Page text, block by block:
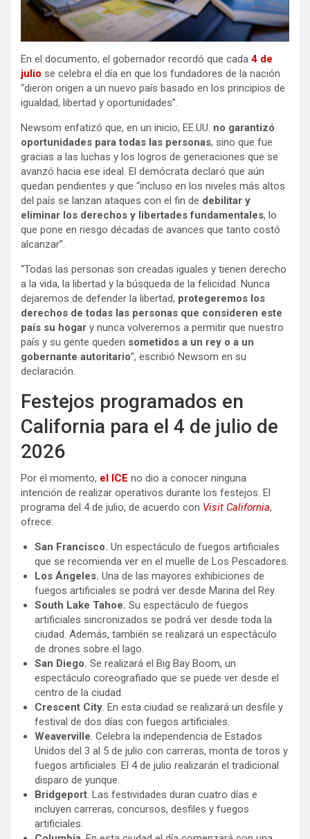
En el documento, el gobernador recordó que cada 4 de
julio se celebra el día en que los fundadores de la nación
“dieron origen a un nuevo país basado en los principios de
igualdad, libertad y oportunidades”.
Newsom enfatizó que, en un inicio, EE.UU. no garantizó
oportunidades para todas las personas, sino que fue
gracias a las luchas y los logros de generaciones que se
avanzó hacia ese ideal. El demócrata declaró que aún
quedan pendientes y que “incluso en los niveles más altos
del país se lanzan ataques con el fin de debilitar y
eliminar los derechos y libertades fundamentales, lo
que pone en riesgo décadas de avances que tanto costó
alcanzar”.
“Todas las personas son creadas iguales y tienen derecho
a la vida, la libertad y la búsqueda de la felicidad. Nunca
dejaremos de defender la libertad, protegeremos los
derechos de todas las personas que consideren este
país su hogar y nunca volveremos a permitir que nuestro
país y su gente queden sometidos a un rey o a un
gobernante autoritario”, escribió Newsom en su
declaración.
Festejos programados en
California para el 4 de julio de
2026
Por el momento, el ICE no dio a conocer ninguna
intención de realizar operativos durante los festejos. El
programa del 4 de julio, de acuerdo con Visit California,
ofrece:
San Francisco. Un espectáculo de fuegos artificiales
que se recomienda ver en el muelle de Los Pescadores.
Los Ángeles. Una de las mayores exhibiciones de
fuegos artificiales se podrá ver desde Marina del Rey.
South Lake Tahoe. Su espectáculo de fuegos
artificiales sincronizados se podrá ver desde toda la
ciudad. Además, también se realizará un espectáculo
de drones sobre el lago.
San Diego. Se realizará el Big Bay Boom, un
espectáculo coreografiado que se puede ver desde el
centro de la ciudad.
Crescent City. En esta ciudad se realizará un desfile y
festival de dos días con fuegos artificiales.
Weaverville. Celebra la independencia de Estados
Unidos del 3 al 5 de julio con carreras, monta de toros y
fuegos artificiales. El 4 de julio realizarán el tradicional
disparo de yunque.
Bridgeport. Las festividades duran cuatro días e
incluyen carreras, concursos, desfiles y fuegos
artificiales.